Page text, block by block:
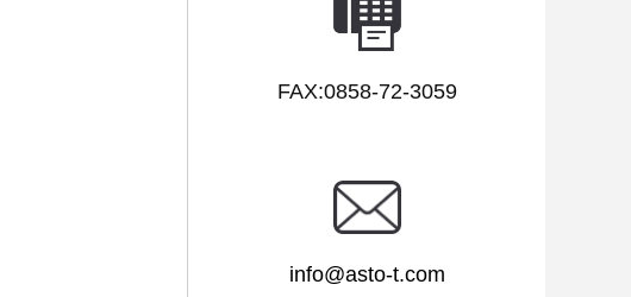
FAX:0858-72-3059
info@asto-t.com